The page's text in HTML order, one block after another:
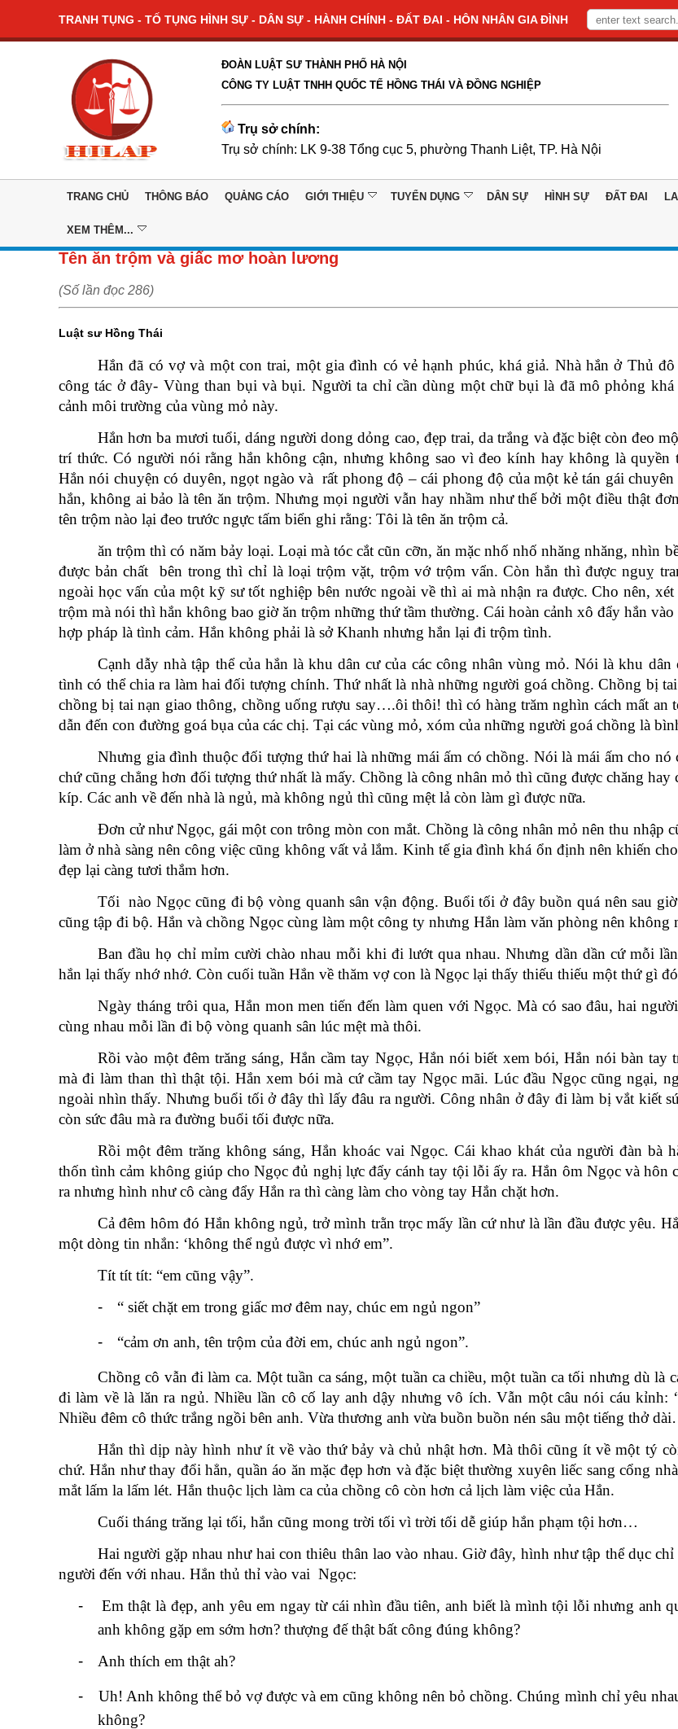
TRANH TỤNG - TỐ TỤNG HÌNH SỰ - DÂN SỰ - HÀNH CHÍNH - ĐẤT ĐAI - HÔN NHÂN GIA ĐÌNH
ĐOÀN LUẬT SƯ THÀNH PHỐ HÀ NỘI
CÔNG TY LUẬT TNHH QUỐC TẾ HỒNG THÁI VÀ ĐỒNG NGHIỆP
Trụ sở chính:
Trụ sở chính: LK 9-38 Tổng cục 5, phường Thanh Liệt, TP. Hà Nội
TRANG CHỦ THÔNG BÁO QUẢNG CÁO GIỚI THIỆU TUYỂN DỤNG DÂN SỰ HÌNH SỰ ĐẤT ĐAI
XEM THÊM...
Tên ăn trộm và giấc mơ hoàn lương
(Số lần đọc 286)
Luật sư Hồng Thái
Hắn đã có vợ và một con trai, một gia đình có vẻ hạnh phúc, khá giả. Nhà hắn ở Thủ
công tác ở đây- Vùng than bụi và bụi. Người ta chỉ cần dùng một chữ bụi là đã mô phỏng khá
cảnh môi trường của vùng mỏ này.
Hắn hơn ba mươi tuổi, dáng người dong dỏng cao, đẹp trai, da trắng và đặc biệt còn đeo
trí thức. Có người nói rằng hắn không cận, nhưng không sao vì đeo kính hay không là quyền
Hắn nói chuyện có duyên, ngọt ngào và rất phong độ – cái phong độ của một kẻ tán gái
hắn, không ai bảo là tên ăn trộm. Nhưng mọi người vẫn hay nhầm như thế bởi một điều thật
tên trộm nào lại đeo trước ngực tấm biển ghi rằng: Tôi là tên ăn trộm cả.
ăn trộm thì có năm bảy loại. Loại mà tóc cắt cũn cỡn, ăn mặc nhố nhố nhăng nhăng, nhìn
được bản chất bên trong thì chỉ là loại trộm vặt, trộm vớ trộm vẩn. Còn hắn thì được nguỵ
ngoài học vấn của một kỹ sư tốt nghiệp bên nước ngoài về thì ai mà nhận ra được. Cho nên,
trộm mà nói thì hắn không bao giờ ăn trộm những thứ tầm thường. Cái hoàn cảnh xô đẩy hắn
hợp pháp là tình cảm. Hắn không phải là sở Khanh nhưng hắn lại đi trộm tình.
Cạnh dẫy nhà tập thể của hắn là khu dân cư của các công nhân vùng mỏ. Nói là khu dân
tình có thể chia ra làm hai đối tượng chính. Thứ nhất là nhà những người goá chồng. Chồng bị
chồng bị tai nạn giao thông, chồng uống rượu say….ôi thôi! thì có hàng trăm nghìn cách mất an
dẫn đến con đường goá bụa của các chị. Tại các vùng mỏ, xóm của những người goá chồng là
Nhưng gia đình thuộc đối tượng thứ hai là những mái ấm có chồng. Nói là mái ấm cho nó
chứ cũng chẳng hơn đối tượng thứ nhất là mấy. Chồng là công nhân mỏ thì cũng được chăng hay
kíp. Các anh về đến nhà là ngủ, mà không ngủ thì cũng mệt lả còn làm gì được nữa.
Đơn cử như Ngọc, gái một con trông mòn con mắt. Chồng là công nhân mỏ nên thu nhập
làm ở nhà sàng nên công việc cũng không vất vả lắm. Kinh tế gia đình khá ổn định nên khiến
đẹp lại càng tươi thắm hơn.
Tối nào Ngọc cũng đi bộ vòng quanh sân vận động. Buổi tối ở đây buồn quá nên sau
cũng tập đi bộ. Hắn và chồng Ngọc cùng làm một công ty nhưng Hắn làm văn phòng nên không
Ban đầu họ chỉ mỉm cười chào nhau mỗi khi đi lướt qua nhau. Nhưng dần dần cứ mỗi
hắn lại thấy nhớ nhớ. Còn cuối tuần Hắn về thăm vợ con là Ngọc lại thấy thiếu thiếu một thứ gì
Ngày tháng trôi qua, Hắn mon men tiến đến làm quen với Ngọc. Mà có sao đâu, hai
cùng nhau mỗi lần đi bộ vòng quanh sân lúc mệt mà thôi.
Rồi vào một đêm trăng sáng, Hắn cầm tay Ngọc, Hắn nói biết xem bói, Hắn nói bàn tay
mà đi làm than thì thật tội. Hắn xem bói mà cứ cầm tay Ngọc mãi. Lúc đầu Ngọc cũng ngại,
ngoài nhìn thấy. Nhưng buổi tối ở đây thì lấy đâu ra người. Công nhân ở đây đi làm bị vắt kiết
còn sức đâu mà ra đường buổi tối được nữa.
Rồi một đêm trăng không sáng, Hắn khoác vai Ngọc. Cái khao khát của người đàn bà
thốn tình cảm không giúp cho Ngọc đủ nghị lực đẩy cánh tay tội lỗi ấy ra. Hắn ôm Ngọc và hôn
ra nhưng hình như cô càng đẩy Hắn ra thì càng làm cho vòng tay Hắn chặt hơn.
Cả đêm hôm đó Hắn không ngủ, trở mình trằn trọc mấy lần cứ như là lần đầu được yêu.
một dòng tin nhắn: ‘không thể ngủ được vì nhớ em”.
Tít tít tít: “em cũng vậy”.
-
“ siết chặt em trong giấc mơ đêm nay, chúc em ngủ ngon”
- “cảm ơn anh, tên trộm của đời em, chúc anh ngủ ngon”.
Chồng cô vẫn đi làm ca. Một tuần ca sáng, một tuần ca chiều, một tuần ca tối nhưng dù là
đi làm về là lăn ra ngủ. Nhiều lần cô cố lay anh dậy nhưng vô ích. Vẫn một câu nói cáu kỉnh:
Nhiều đêm cô thức trắng ngồi bên anh. Vừa thương anh vừa buồn buồn nén sâu một tiếng thở
Hắn thì dịp này hình như ít về vào thứ bảy và chủ nhật hơn. Mà thôi cũng ít về một tý
chứ. Hắn như thay đổi hẳn, quần áo ăn mặc đẹp hơn và đặc biệt thường xuyên liếc sang cổng
mắt lấm la lấm lét. Hắn thuộc lịch làm ca của chồng cô còn hơn cả lịch làm việc của Hắn.
Cuối tháng trăng lại tối, hắn cũng mong trời tối vì trời tối dễ giúp hắn phạm tội hơn…
Hai người gặp nhau như hai con thiêu thân lao vào nhau. Giờ đây, hình như tập thể dục
người đến với nhau. Hắn thủ thỉ vào vai Ngọc:
-
Em thật là đẹp, anh yêu em ngay từ cái nhìn đầu tiên, anh biết là mình tội lỗi nhưng anh
anh không gặp em sớm hơn? thượng đế thật bất công đúng không?
-
Anh thích em thật ah?
-
Uh! Anh không thể bỏ vợ được và em cũng không nên bỏ chồng. Chúng mình chỉ yêu
không?